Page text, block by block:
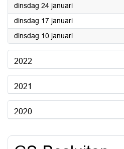
dinsdag 24 januari2023
dinsdag 17 januari2023
dinsdag 10 januari2023
2022
2021
2020